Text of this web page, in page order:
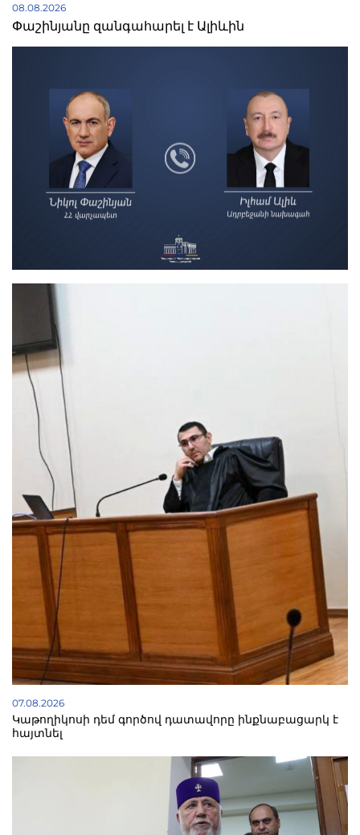
08.08.2026
Փաշինյանը զանգահարել է Ալիևին
07.08.2026
Կաթողիկոսի դեմ գործով դատավորը ինքնաբացարկ է
հայտնել